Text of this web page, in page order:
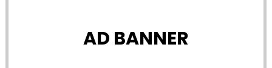
AD BANNER